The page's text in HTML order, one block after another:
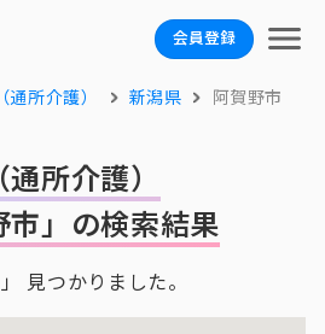
会員登録
通所介護） 新潟県 阿賀野市
所介護）
市」の検索結果
」 見つかりました。